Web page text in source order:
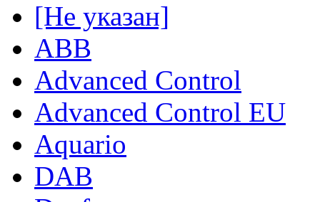
[Не указан]
ABB
Advanced Control
Advanced Control EU
Aquario
DAB